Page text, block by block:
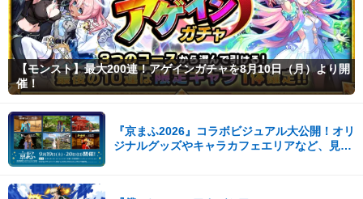
【モンスト】最大200連！アゲインガチャを8月10日（月）より開
催！
『京まふ2026』コラボビジュアル大公開！オリ
ジナルグッズやキャラカフェエリアなど、見ど